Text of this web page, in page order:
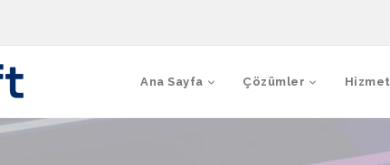
Ana Sayfa Çözümler